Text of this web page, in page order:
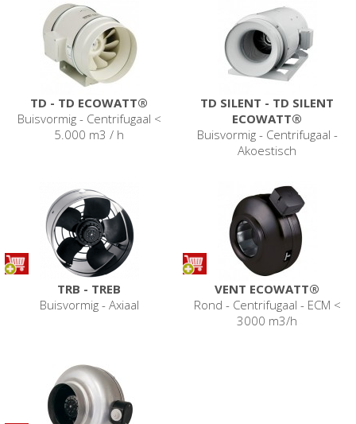
TD - TD ECOWATT®
Buisvormig - Centrifugaal <
5.000 m3 / h
TD SILENT - TD SILENT
ECOWATT®
Buisvormig - Centrifugaal -
Akoestisch
TRB - TREB
Buisvormig - Axiaal
VENT ECOWATT®
Rond - Centrifugaal - ECM <
3000 m3/h